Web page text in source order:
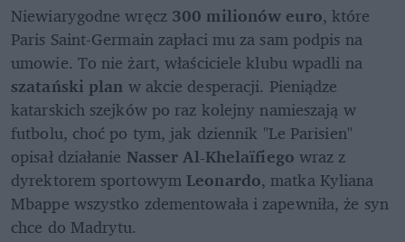
Niewiarygodne wręcz 300 milionów euro, które
Paris Saint-Germain zapłaci mu za sam podpis na
umowie. To nie żart, właściciele klubu wpadli na
szatański plan w akcie desperacji. Pieniądze
katarskich szejków po raz kolejny namieszają w
futbolu, choć po tym, jak dziennik "Le Parisien"
opisał działanie Nasser Al-Khelaïfiego wraz z
dyrektorem sportowym Leonardo, matka Kyliana
Mbappe wszystko zdementowała i zapewniła, że syn
chce do Madrytu.